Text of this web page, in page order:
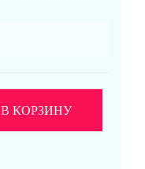
В КОРЗИНУ